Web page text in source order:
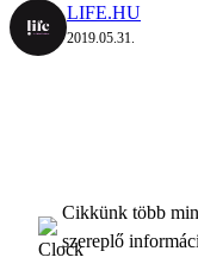
LIFE.HU
2019.05.31.
Cikkünk több
szereplő